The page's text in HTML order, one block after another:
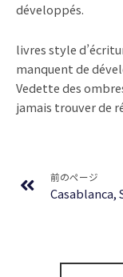
développés.
livres style
manquent de
Vedette des
jamais trouver de
前のページ